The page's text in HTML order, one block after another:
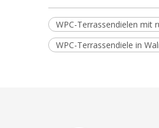
WPC-Terrassendielen mit
WPC-Terrassendiele in